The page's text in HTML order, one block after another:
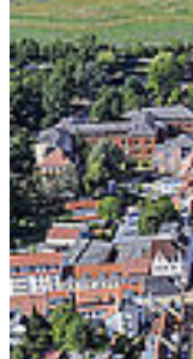
Universität Greifswald
Startseite
Zentrales
Zentrale
International
Rechenzentrum
Universitätssport
Musik
Sprachenzentrum
Philosophische